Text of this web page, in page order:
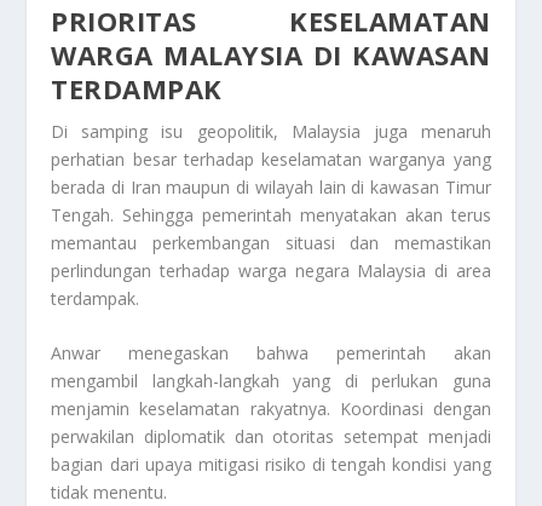
PRIORITAS KESELAMATAN
WARGA MALAYSIA DI KAWASAN
TERDAMPAK
Di samping isu geopolitik, Malaysia juga menaruh
perhatian besar terhadap keselamatan warganya yang
berada di Iran maupun di wilayah lain di kawasan Timur
Tengah. Sehingga pemerintah menyatakan akan terus
memantau perkembangan situasi dan memastikan
perlindungan terhadap warga negara Malaysia di area
terdampak.
Anwar menegaskan bahwa pemerintah akan
mengambil langkah-langkah yang di perlukan guna
menjamin keselamatan rakyatnya. Koordinasi dengan
perwakilan diplomatik dan otoritas setempat menjadi
bagian dari upaya mitigasi risiko di tengah kondisi yang
tidak menentu.